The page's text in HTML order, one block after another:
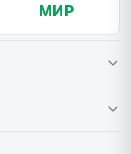
МИР